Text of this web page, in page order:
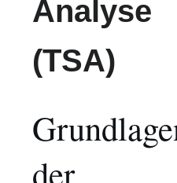
Analyse
(TSA)
der